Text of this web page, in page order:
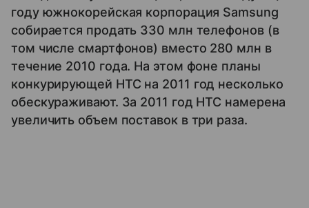
году южнокорейская корпорация Samsung
собирается продать 330 млн телефонов (в
том числе смартфонов) вместо 280 млн в
течение 2010 года. На этом фоне планы
конкурирующей HTC на 2011 год несколько
обескураживают. За 2011 год HTC намерена
увеличить объем поставок в три раза.